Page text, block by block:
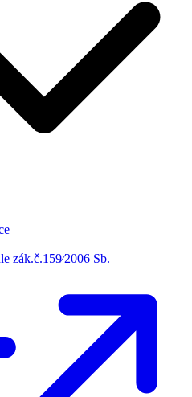
zák.č.159⁄2006 Sb.